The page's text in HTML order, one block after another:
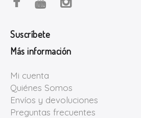
Suscríbete
Más información
Mi cuenta
Quiénes Somos
Envíos y devoluciones
Preguntas frecuentes